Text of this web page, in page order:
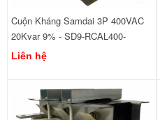
Cuộn Kháng Samdai 3P 400VAC
20Kvar 9% - SD9-RCAL400-
440/20
Liên hệ